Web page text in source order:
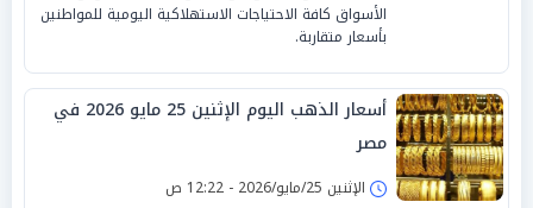
الأسواق كافة الاحتياجات الاستهلاكية اليومية للمواطنين
بأسعار متقاربة.
أسعار الذهب اليوم الإثنين 25 مايو 2026 في
مصر
الإثنين 25/مايو/2026 - 12:22 ص